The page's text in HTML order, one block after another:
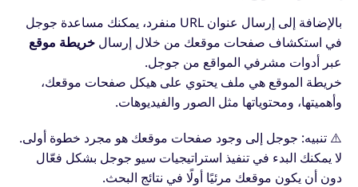
بالإضافة إلى إرسال عنوان URL منفرد، يمكنك مساعدة جوجل
في استكشاف صفحات موقعك من خلال إرسال خريطة موقع
عبر أدوات مشرفي المواقع من جوجل.
خريطة الموقع هي ملف يحتوي على هيكل صفحات موقعك،
وأهميتها، ومحتوياتها مثل الصور والفيديوهات.
⚠️ تنبيه: جوجل إلى وجود صفحات موقعك هو مجرد خطوة أولى.
لا يمكنك البدء في تنفيذ استراتيجيات سيو جوجل بشكل فعّال
دون أن يكون موقعك مرئيًا أولًا في نتائج البحث.